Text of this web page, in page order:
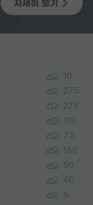
10
275
275
119
75
156
50
40
5